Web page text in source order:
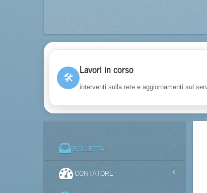
🛠
Lavori in corso
interventi sulla rete e aggiornamenti sul
BOLLETTA
CONTATORE